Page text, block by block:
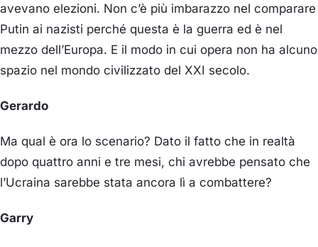
avevano elezioni. Non c’è più imbarazzo nel comparare
Putin ai nazisti perché questa è la guerra ed è nel
mezzo dell’Europa. E il modo in cui opera non ha alcuno
spazio nel mondo civilizzato del XXI secolo.
Gerardo
Ma qual è ora lo scenario? Dato il fatto che in realtà
dopo quattro anni e tre mesi, chi avrebbe pensato che
l’Ucraina sarebbe stata ancora lì a combattere?
Garry